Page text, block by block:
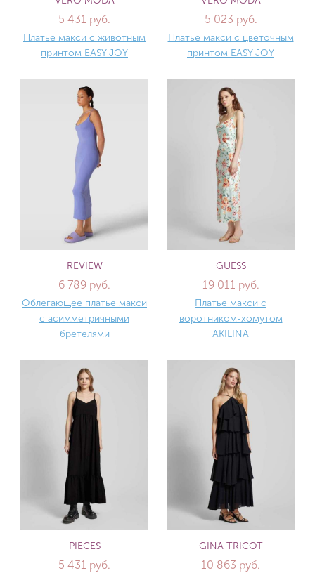
5 431 руб.
Платье макси с животным
принтом EASY JOY
5 023 руб.
Платье макси с цветочным
принтом EASY JOY
REVIEW
6 789 руб.
Облегающее платье макси
с асимметричными
бретелями
GUESS
19 011 руб.
Платье макси с
воротником-хомутом
AKILINA
PIECES
5 431 руб.
GINA TRICOT
10 863 руб.